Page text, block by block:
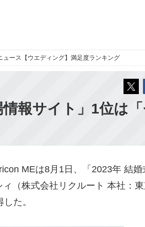
ュース 【ウエディング】満足度ランキング
報サイト」1位は
MEは8月1日、「2023年 結婚
（株式会社リクルート 本社：
た。